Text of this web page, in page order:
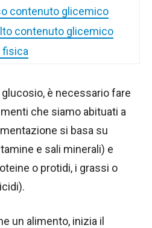
contenuto glicemico
contenuto glicemico
fisica
glucosio, è necessario fare
che siamo abituati a
si basa su
e sali minerali) e
o protidi, i grassi o
un alimento, inizia il